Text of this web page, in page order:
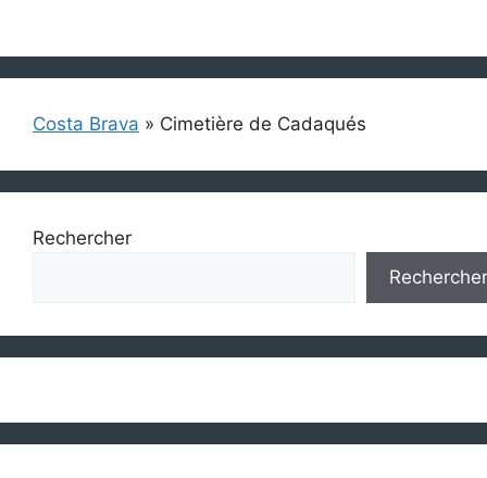
Costa Brava » Cimetière de Cadaqués
Rechercher
Rechercher